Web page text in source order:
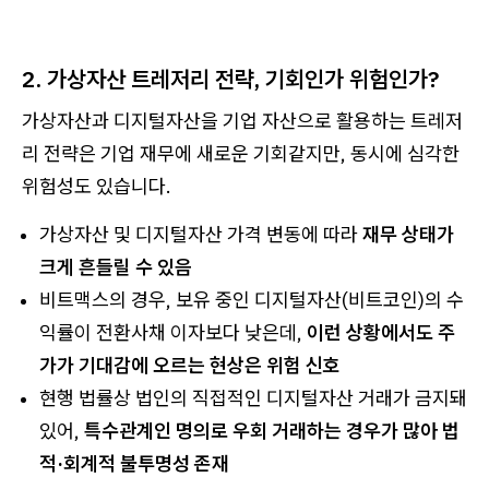
2. 가상자산 트레저리 전략, 기회인가 위험인가?
가상자산과 디지털자산을 기업 자산으로 활용하는 트레저
리 전략은 기업 재무에 새로운 기회같지만, 동시에 심각한
위험성도 있습니다.
가상자산 및 디지털자산 가격 변동에 따라재무 상태가
크게 흔들릴 수 있음
비트맥스의 경우, 보유 중인 디지털자산(비트코인)의 수
익률이 전환사채 이자보다 낮은데, 이런 상황에서도 주
가가 기대감에 오르는 현상은 위험 신호
현행 법률상 법인의 직접적인 디지털자산 거래가 금지돼
있어, 특수관계인 명의로 우회 거래하는 경우가 많아 법
적·회계적 불투명성 존재